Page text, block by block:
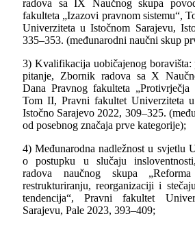
radova sa IX Naučnog skupa
fakulteta „Izazovi pravnom sistemu“,
Univerziteta u Istočnom Sarajevu,
335–353. (međunarodni naučni skup
3) Kvalifikacija uobičajenog
pitanje, Zbornik radova sa X
Dana Pravnog fakulteta „Protivrječja
Tom II, Pravni fakultet Univerziteta u
Istočno Sarajevo 2022, 309–325.
od posebnog značaja prve kategorije);
4) Međunarodna nadležnost u svjetlu
o postupku u slučaju
radova naučnog skupa
restrukturiranju, reorganizaciji i
tendencija“, Pravni fakultet
Sarajevu, Pale 2023, 393–409;